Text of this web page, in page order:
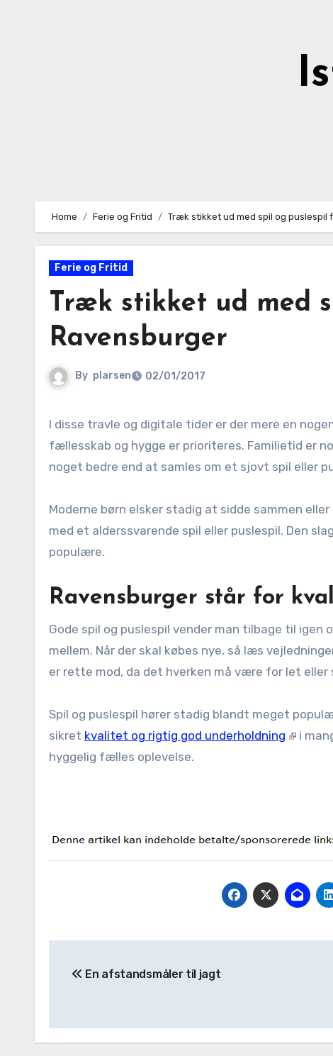
Home Ferie og Fritid Træk stikket ud med spil og puslespil
Ferie og Fritid
Træk stikket ud med
Ravensburger
By plarsen 02/01/2017
I disse travle og digitale tider er der mere en nogensinde brug for en pause fra skærmene og noget tid, hvor
fællesskab og hygge er prioriteres. Familietid er
noget bedre end at samles om et sjovt spil eller
Moderne børn elsker stadig at sidde sammen
med et alderssvarende spil eller puslespil. Den
populære.
Ravensburger står for
Gode spil og puslespil vender man tilbage til
mellem. Når der skal købes nye, så læs
er rette mod, da det hverken må være for let
Spil og puslespil hører stadig blandt meget
sikret kvalitet og rigtig god underholdning
i
hyggelig fælles oplevelse.
En afstandsmåler til jagt